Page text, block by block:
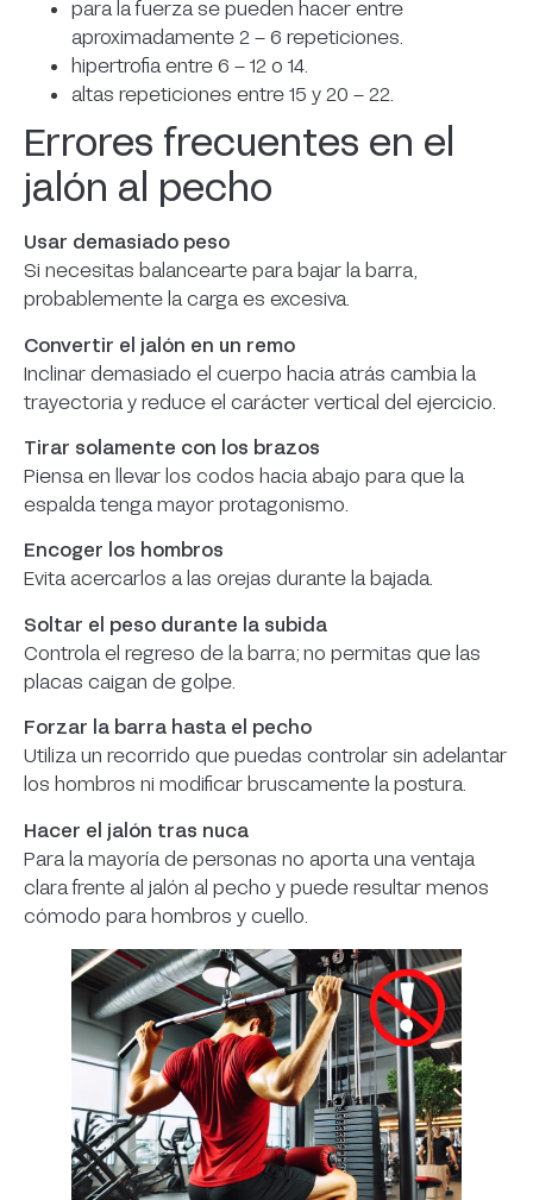
para la fuerza se pueden hacer entre
aproximadamente 2 – 6 repeticiones.
hipertrofia entre 6 – 12 o 14.
altas repeticiones entre 15 y 20 – 22.
Errores frecuentes en el
jalón al pecho
Usar demasiado peso
Si necesitas balancearte para bajar la barra,
probablemente la carga es excesiva.
Convertir el jalón en un remo
Inclinar demasiado el cuerpo hacia atrás cambia la
trayectoria y reduce el carácter vertical del ejercicio.
Tirar solamente con los brazos
Piensa en llevar los codos hacia abajo para que la
espalda tenga mayor protagonismo.
Encoger los hombros
Evita acercarlos a las orejas durante la bajada.
Soltar el peso durante la subida
Controla el regreso de la barra; no permitas que las
placas caigan de golpe.
Forzar la barra hasta el pecho
Utiliza un recorrido que puedas controlar sin adelantar
los hombros ni modificar bruscamente la postura.
Hacer el jalón tras nuca
Para la mayoría de personas no aporta una ventaja
clara frente al jalón al pecho y puede resultar menos
cómodo para hombros y cuello.